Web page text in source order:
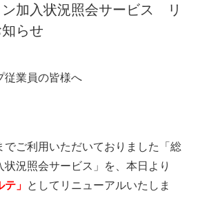
加入状況照会サービス リ
らせ
従業員の皆様へ
ご利用いただいておりました「総
況照会サービス」を、本日より
」 としてリニューアルいたしま